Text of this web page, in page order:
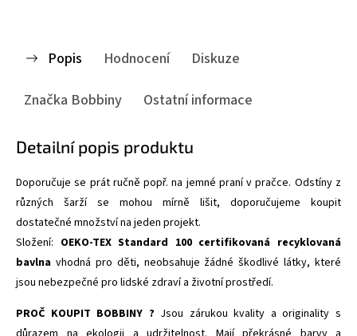
Popis Hodnocení
Diskuze
Značka Bobbiny Ostatní informace
Detailní popis produktu
Doporučuje se prát ručně popř. na jemné praní v pračce. Odstíny z
různých šarží se mohou mírně lišit, doporučujeme koupit
dostatečné množství na jeden projekt.
Složení: OEKO-TEX Standard 100 certifikovaná recyklovaná
bavlna vhodná pro děti, neobsahuje žádné škodlivé látky, které
jsou nebezpečné pro lidské zdraví a životní prostředí.
PROČ KOUPIT BOBBINY ? Jsou zárukou kvality a originality s